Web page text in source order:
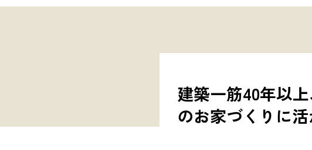
建築一筋40年以
のお家づくりに活